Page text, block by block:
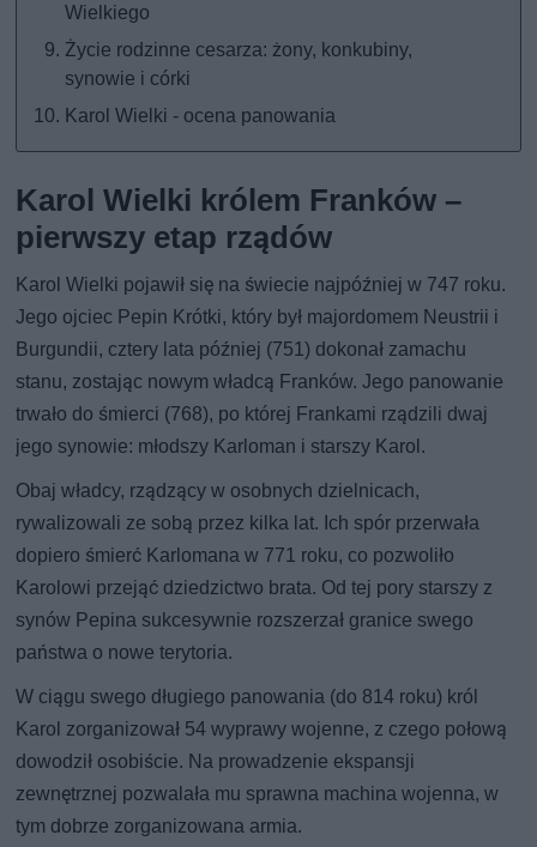
Wielkiego
Życie rodzinne cesarza: żony, konkubiny,
synowie i córki
Karol Wielki - ocena panowania
Karol Wielki królem Franków –
pierwszy etap rządów
Karol Wielki pojawił się na świecie najpóźniej w 747 roku.
Jego ojciec Pepin Krótki, który był majordomem Neustrii i
Burgundii, cztery lata później (751) dokonał zamachu
stanu, zostając nowym władcą Franków. Jego panowanie
trwało do śmierci (768), po której Frankami rządzili dwaj
jego synowie: młodszy Karloman i starszy Karol.
Obaj władcy, rządzący w osobnych dzielnicach,
rywalizowali ze sobą przez kilka lat. Ich spór przerwała
dopiero śmierć Karlomana w 771 roku, co pozwoliło
Karolowi przejąć dziedzictwo brata. Od tej pory starszy z
synów Pepina sukcesywnie rozszerzał granice swego
państwa o nowe terytoria.
W ciągu swego długiego panowania (do 814 roku) król
Karol zorganizował 54 wyprawy wojenne, z czego połową
dowodził osobiście. Na prowadzenie ekspansji
zewnętrznej pozwalała mu sprawna machina wojenna, w
tym dobrze zorganizowana armia.